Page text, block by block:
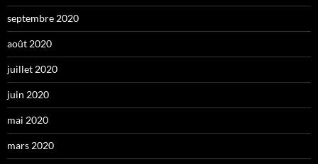
septembre 2020
août 2020
juillet 2020
juin 2020
mai 2020
mars 2020